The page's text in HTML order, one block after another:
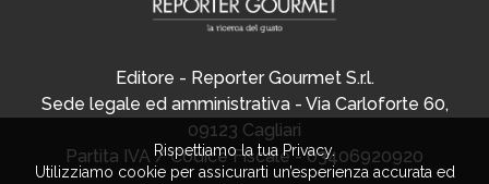
Editore - Reporter Gourmet S.r.l.
Sede legale ed amministrativa - Via Carloforte 60,
09123 Cagliari
Partita IVA / Codice Fiscale - 03406920920
Rispettiamo la tua Privacy.
Utilizziamo cookie per assicurarti un’esperienza accurata ed